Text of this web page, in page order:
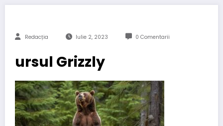
Redacția Iulie 2, 2023 0 Comentarii
ursul Grizzly